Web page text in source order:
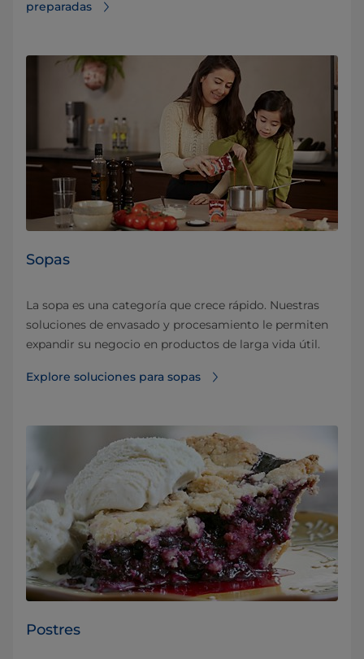
preparadas
Sopas
La sopa es una categoría que crece rápido. Nuestras
soluciones de envasado y procesamiento le permiten
expandir su negocio en productos de larga vida útil.
Explore soluciones para sopas
Postres